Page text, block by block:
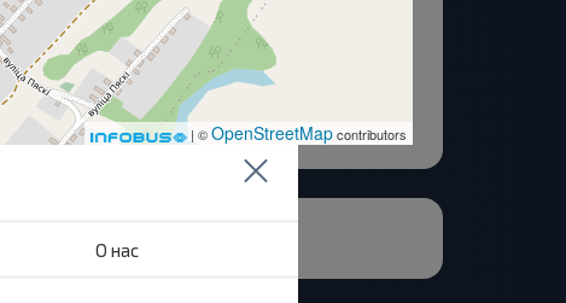
| ©OpenStreetMapcontributors
О нас